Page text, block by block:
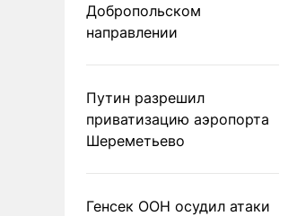
Добропольском
направлении
Путин разрешил
приватизацию аэропорта
Шереметьево
Генсек ООН осудил атаки